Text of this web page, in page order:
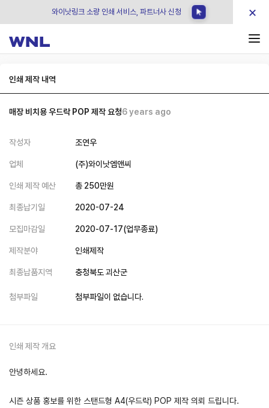
와이낫링크 소량 인쇄 서비스, 파트너사 신청 ×
인쇄 제작 내역
매장 비치용 우드락 POP 제작 요청6 years ago
작성자 조연우
업체 (주)와이낫엠앤씨
인쇄 제작 예산 총 250만원
최종납기일 2020-07-24
모집마감일 2020-07-17(업무종료)
제작분야 인쇄제작
최종납품지역 충청북도 괴산군
첨부파일 첨부파일이 없습니다.
인쇄 제작 개요
안녕하세요.
시즌 상품 홍보를 위한 스탠드형 A4(우드락) POP 제작 의뢰 드립니다.